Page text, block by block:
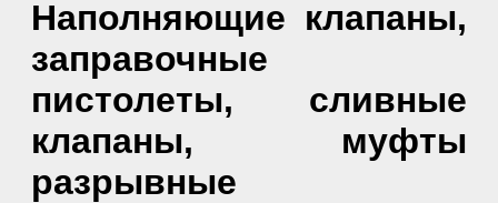
Наполняющие клапаны,
заправочные
пистолеты, сливные
клапаны, муфты
разрывные